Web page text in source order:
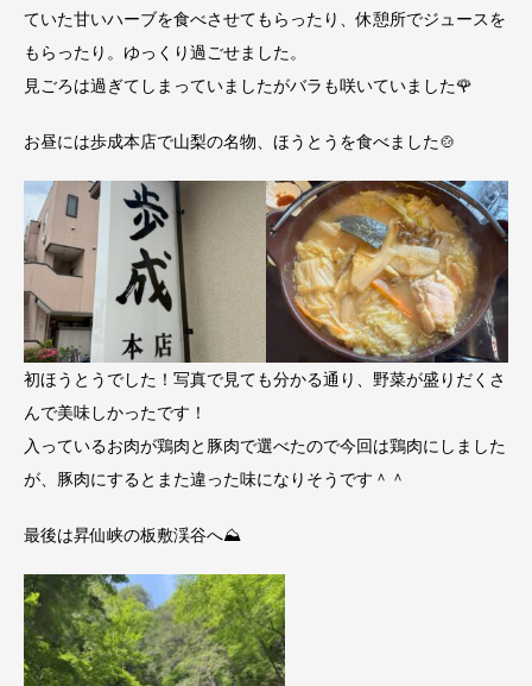
ていた甘いハーブを食べさせてもらったり、休憩所でジュースを
もらったり。ゆっくり過ごせました。
見ごろは過ぎてしまっていましたがバラも咲いていました🌹
お昼には歩成本店で山梨の名物、ほうとうを食べました🍲
初ほうとうでした！写真で見ても分かる通り、野菜が盛りだくさ
んで美味しかったです！
入っているお肉が鶏肉と豚肉で選べたので今回は鶏肉にしました
が、豚肉にするとまた違った味になりそうです＾＾
最後は昇仙峡の板敷渓谷へ⛰